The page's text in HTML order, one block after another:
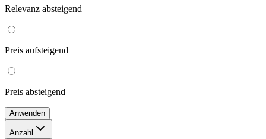
Relevanz absteigend
Preis aufsteigend
Preis absteigend
Anwenden
Anzahl